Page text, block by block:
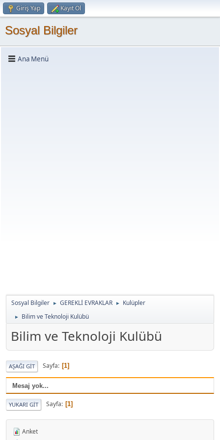
Giriş Yap Kayıt Ol
Sosyal Bilgiler
Ana Menü
Sosyal Bilgiler ► GEREKLİ EVRAKLAR ► Kulüpler
► Bilim ve Teknoloji Kulübü
Bilim ve Teknoloji Kulübü
AŞAĞI GIT Sayfa 1
Mesaj yok...
YUKARI GIT Sayfa 1
Anket